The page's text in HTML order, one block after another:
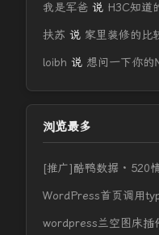
我是军爸 说 H3C知道
扶苏 说 家里装修的比
loibh 说 想问一下你
浏览最多
[推广]酷鸭数据 · 520
WordPress首页调用
wordpress兰空图床插